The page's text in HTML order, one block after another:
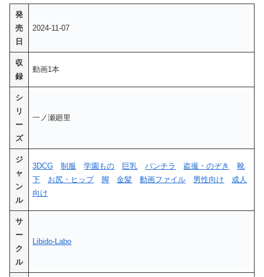
発
売
日
2024-11-07
収
録
動画1本
シ
リ
ー
ズ
一ノ瀬廻里
ジ
ャ
ン
ル
3DCG 制服 学園もの 巨乳 パンチラ 盗撮・のぞき
靴
下
お尻・ヒップ 脚 金髪 動画ファイル 男性向け
成人
向け
サ
ー
ク
ル
Libido-Labo